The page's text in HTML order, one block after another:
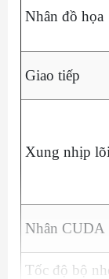
Nhân đồ họa
Giao tiếp
Xung nhịp lõi
Nhân CUDA
Tốc độ bộ